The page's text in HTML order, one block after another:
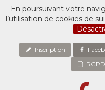
En poursuivant votre
l’utilisation de cookies de
Inscription
RGPD